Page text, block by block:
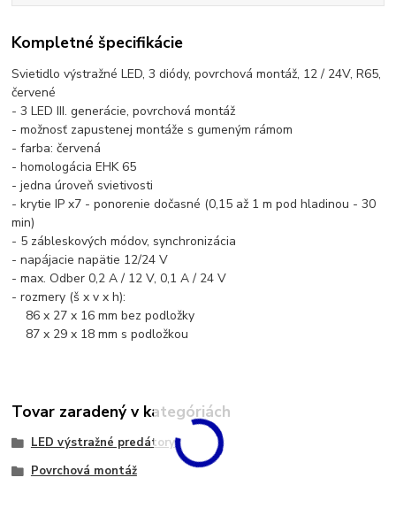
Kompletné špecifikácie
Svietidlo výstražné LED, 3 diódy, povrchová montáž, 12 / 24V, R65,
červené
- 3 LED III. generácie, povrchová montáž
- možnosť zapustenej montáže s gumeným rámom
- farba: červená
- homologácia EHK 65
- jedna úroveň svietivosti
- krytie IP x7 - ponorenie dočasné (0,15 až 1 m pod hladinou - 30
min)
- 5 zábleskových módov, synchronizácia
- napájacie napätie 12/24 V
- max. Odber 0,2 A / 12 V, 0,1 A / 24 V
- rozmery (š x v x h):
86 x 27 x 16 mm bez podložky
87 x 29 x 18 mm s podložkou
Tovar zaradený v kategóriách
LED výstražné predátory
Povrchová montáž